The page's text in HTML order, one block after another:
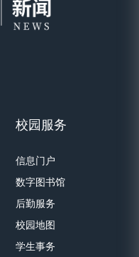
校园服务
信息门户
数字图书馆
后勤服务
校园地图
学生事务